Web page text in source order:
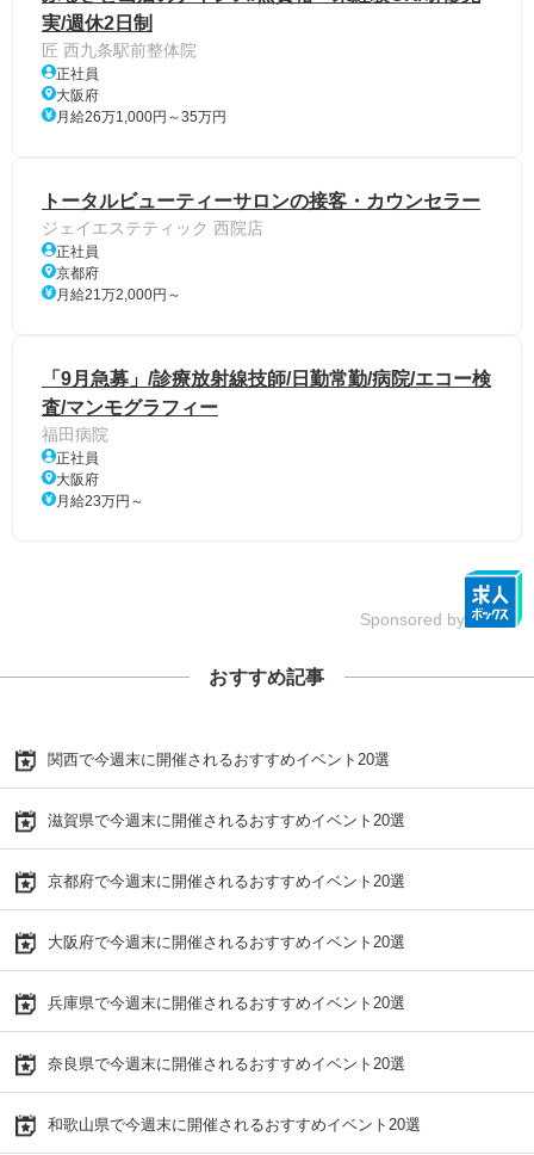
実/週休2日制
匠 西九条駅前整体院
正社員
大阪府
月給26万1,000円～35万円
トータルビューティーサロンの接客・カウンセラー
ジェイエステティック 西院店
正社員
京都府
月給21万2,000円～
「9月急募」/診療放射線技師/日勤常勤/病院/エコー検
査/マンモグラフィー
福田病院
正社員
大阪府
月給23万円～
Sponsored by
おすすめ記事
関西で今週末に開催されるおすすめイベント20選
滋賀県で今週末に開催されるおすすめイベント20選
京都府で今週末に開催されるおすすめイベント20選
大阪府で今週末に開催されるおすすめイベント20選
兵庫県で今週末に開催されるおすすめイベント20選
奈良県で今週末に開催されるおすすめイベント20選
和歌山県で今週末に開催されるおすすめイベント20選